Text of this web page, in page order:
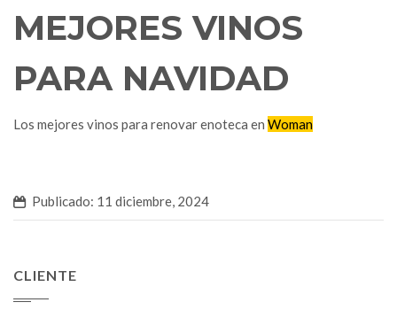
MEJORES VINOS
PARA NAVIDAD
Los mejores vinos para renovar enoteca en Woman
Publicado: 11 diciembre, 2024
CLIENTE